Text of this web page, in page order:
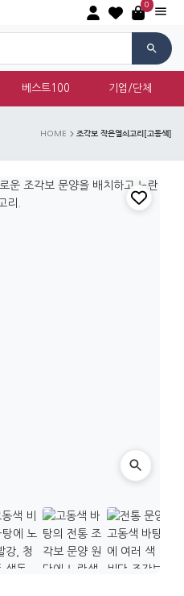
0
베스트100 기업/단체
HOME 조각보 작은열쇠고리[고동색]